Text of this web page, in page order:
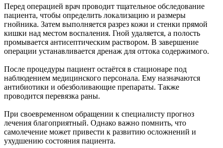
Перед операцией врач проводит тщательное обследование
пациента, чтобы определить локализацию и размеры
гнойника. Затем выполняется разрез кожи и стенки прямой
кишки над местом воспаления. Гной удаляется, а полость
промывается антисептическим раствором. В завершение
операции устанавливается дренаж для оттока содержимого.
После процедуры пациент остаётся в стационаре под
наблюдением медицинского персонала. Ему назначаются
антибиотики и обезболивающие препараты. Также
проводится перевязка раны.
При своевременном обращении к специалисту прогноз
лечения благоприятный. Однако важно помнить, что
самолечение может привести к развитию осложнений и
ухудшению состояния пациента.